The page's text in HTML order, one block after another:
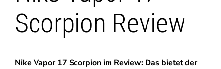
Scorpion Review
Nike Vapor 17 Scorpion im Review: Das bietet der